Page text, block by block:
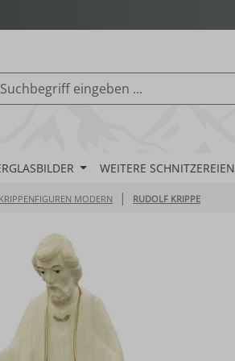
WEITERE SCHNITZEREIEN
KRIPPENFIGUREN MODERN | RUDOLF KRIPPE